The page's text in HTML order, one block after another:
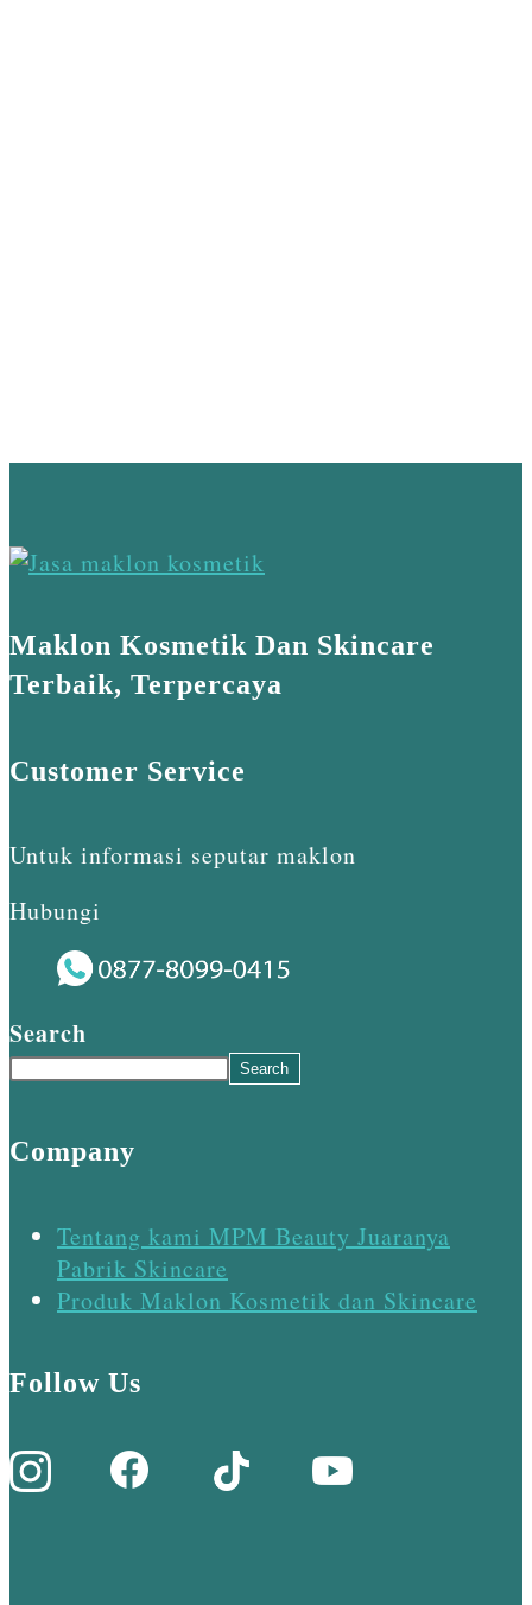
Maklon Kosmetik Dan Skincare
Terbaik, Terpercaya
Customer Service
Untuk informasi seputar maklon
Hubungi
Search
Search
Company
Tentang kami MPM Beauty Juaranya
Pabrik Skincare
Produk Maklon Kosmetik dan Skincare
Follow Us